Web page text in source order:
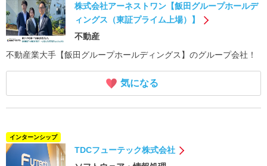
株式会社アーネストワン【飯田グループホールデ
ィングス（東証プライム上場）】
不動産
不動産業大手【飯田グループホールディングス】のグループ会社！
気になる
インターンシップ
TDCフューテック株式会社